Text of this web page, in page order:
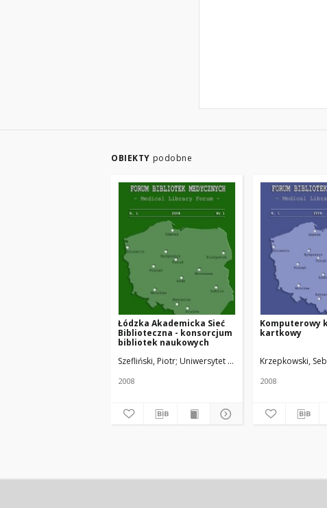
OBIEKTY podobne
Łódzka Akademicka Sieć
Biblioteczna - konsorcjum
bibliotek naukowych
Szefliński, Piotr Uniwersytet Medyczny w Łodzi
2008
Komputerowy
kartkowy
Krzepkowski,
2008